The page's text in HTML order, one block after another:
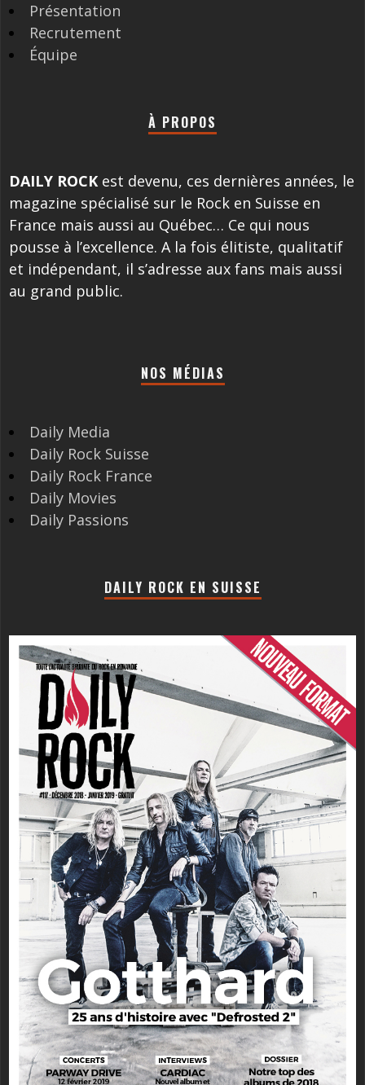
Présentation
Recrutement
Équipe
À PROPOS
DAILY ROCK est devenu, ces dernières années, le
magazine spécialisé sur le Rock en Suisse en
France mais aussi au Québec… Ce qui nous
pousse à l’excellence. A la fois élitiste, qualitatif
et indépendant, il s’adresse aux fans mais aussi
au grand public.
NOS MÉDIAS
Daily Media
Daily Rock Suisse
Daily Rock France
Daily Movies
Daily Passions
DAILY ROCK EN SUISSE